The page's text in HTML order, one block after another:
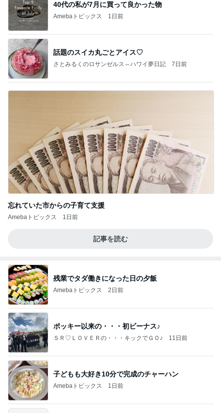
40代の私が7月に買って良かった物
Amebaトピックス 1日前
話題のスイカ丸ごとアイス♡
さとみるくのロサンゼルス⇔ハワイ夢日記 7日前
忘れていた市からの子育て支援
Amebaトピックス 1日前
記事を読む
残業でタダ働きになった日の夕飯
Amebaトピックス 2日前
ポッキー以来の・・・初ビーナス♪
ＳＲ♡ＬＯＶＥＲの・・・キックでＧＯ♪ 11日前
子どもも大好き10分で完成のチャーハン
Amebaトピックス 1日前